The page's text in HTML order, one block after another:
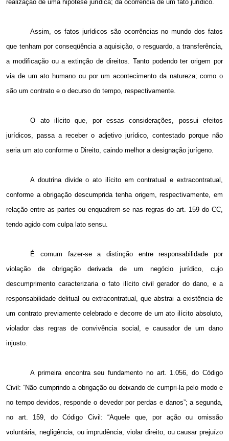
realização de uma hipótese jurídica; da ocorrência de um fato jurídico.
Assim, os fatos jurídicos são ocorrências no mundo dos fatos
que tenham por conseqüência a aquisição, o resguardo, a transferência,
a modificação ou a extinção de direitos. Tanto podendo ter origem por
via de um ato humano ou por um acontecimento da natureza; como o
são um contrato e o decurso do tempo, respectivamente.
O ato ilícito que, por essas considerações, possui efeitos
jurídicos, passa a receber o adjetivo jurídico, contestado porque não
seria um ato conforme o Direito, caindo melhor a designação jurígeno.
A doutrina divide o ato ilícito em contratual e extracontratual,
conforme a obrigação descumprida tenha origem, respectivamente, em
relação entre as partes ou enquadrem-se nas regras do art. 159 do CC,
tendo agido com culpa lato sensu.
É comum fazer-se a distinção entre responsabilidade por
violação de obrigação derivada de um negócio jurídico, cujo
descumprimento caracterizaria o fato ilícito civil gerador do dano, e a
responsabilidade delitual ou extracontratual, que abstrai a existência de
um contrato previamente celebrado e decorre de um ato ilícito absoluto,
violador das regras de convivência social, e causador de um dano
injusto.
A primeira encontra seu fundamento no art. 1.056, do Código
Civil: “Não cumprindo a obrigação ou deixando de cumpri-la pelo modo e
no tempo devidos, responde o devedor por perdas e danos”; a segunda,
no art. 159, do Código Civil: “Aquele que, por ação ou omissão
voluntária, negligência, ou imprudência, violar direito, ou causar prejuízo